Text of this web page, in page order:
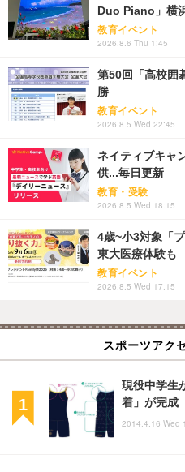
Duo Piano」横
教育イベント
2026.8.6 Thu 1:45
第50回「高校囲
勝
教育イベント
2026.8.5 Wed 22:45
ネイティブキャ
供...毎日更新
教育・受験
2026.8.5 Wed 18:15
4歳~小3対象「
東大医療体験も
教育イベント
2026.8.5 Wed 17:15
スポーツアク
現役中学生
着」が完成
2014.4.16 Wed